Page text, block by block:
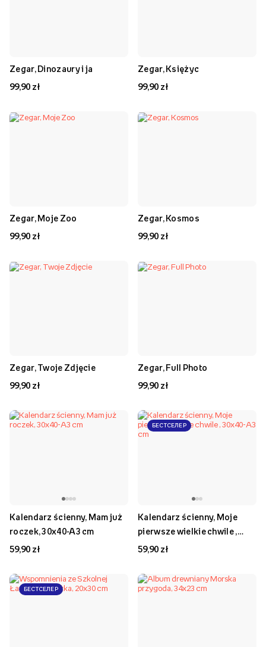
Zegar, Dinozaury i ja
99,90 zł
Zegar, Księżyc
99,90 zł
Zegar, Moje Zoo
99,90 zł
Zegar, Kosmos
99,90 zł
Zegar, Twoje Zdjęcie
99,90 zł
Zegar, Full Photo
99,90 zł
Kalendarz ścienny, Mam już
roczek, 30x40-A3 cm
59,90 zł
БЕСТСЕЛЕР
Kalendarz ścienny, Moje
pierwsze wielkie chwile ,
30x40-A3 cm
59,90 zł
БЕСТСЕЛЕР